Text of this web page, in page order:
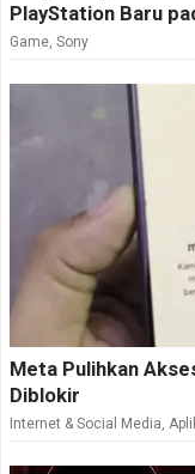
PlayStation Baru
Game Sony
Meta Pulihkan
Diblokir
Internet & Social Media